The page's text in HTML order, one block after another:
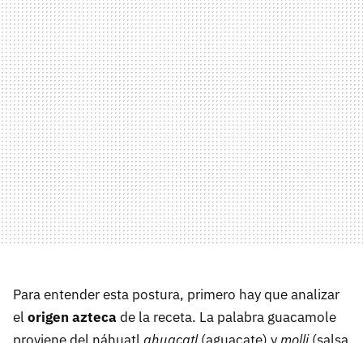
Para entender esta postura, primero hay que analizar
el origen aztecade la receta. La palabra guacamole